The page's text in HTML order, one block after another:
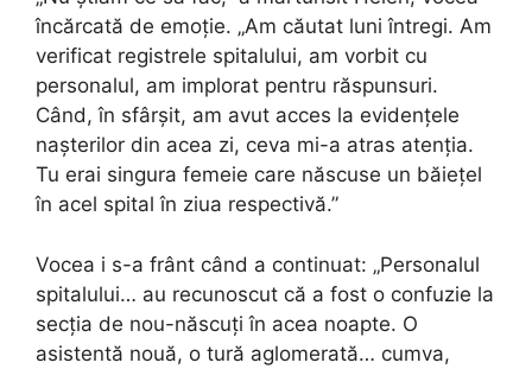
încărcată de emoție. „Am căutat luni întregi. Am
verificat registrele spitalului, am vorbit cu
personalul, am implorat pentru răspunsuri.
Când, în sfârșit, am avut acces la evidențele
nașterilor din acea zi, ceva mi-a atras atenția.
Tu erai singura femeie care născuse un băiețel
în acel spital în ziua respectivă.”
Vocea i s-a frânt când a continuat: „Personalul
spitalului… au recunoscut că a fost o confuzie la
secția de nou-născuți în acea noapte. O
asistentă nouă, o tură aglomerată… cumva,